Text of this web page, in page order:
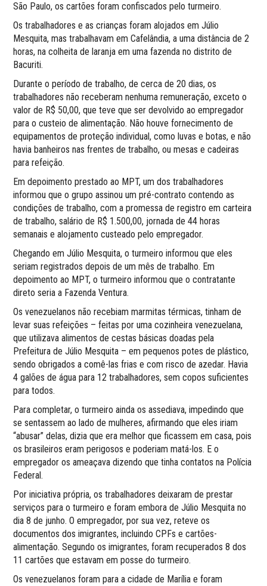
São Paulo, os cartões foram confiscados pelo turmeiro.
Os trabalhadores e as crianças foram alojados em Júlio
Mesquita, mas trabalhavam em Cafelândia, a uma distância de 2
horas, na colheita de laranja em uma fazenda no distrito de
Bacuriti.
Durante o período de trabalho, de cerca de 20 dias, os
trabalhadores não receberam nenhuma remuneração, exceto o
valor de R$ 50,00, que teve que ser devolvido ao empregador
para o custeio de alimentação. Não houve fornecimento de
equipamentos de proteção individual, como luvas e botas, e não
havia banheiros nas frentes de trabalho, ou mesas e cadeiras
para refeição.
Em depoimento prestado ao MPT, um dos trabalhadores
informou que o grupo assinou um pré-contrato contendo as
condições de trabalho, com a promessa de registro em carteira
de trabalho, salário de R$ 1.500,00, jornada de 44 horas
semanais e alojamento custeado pelo empregador.
Chegando em Júlio Mesquita, o turmeiro informou que eles
seriam registrados depois de um mês de trabalho. Em
depoimento ao MPT, o turmeiro informou que o contratante
direto seria a Fazenda Ventura.
Os venezuelanos não recebiam marmitas térmicas, tinham de
levar suas refeições – feitas por uma cozinheira venezuelana,
que utilizava alimentos de cestas básicas doadas pela
Prefeitura de Júlio Mesquita – em pequenos potes de plástico,
sendo obrigados a comê-las frias e com risco de azedar. Havia
4 galões de água para 12 trabalhadores, sem copos suficientes
para todos.
Para completar, o turmeiro ainda os assediava, impedindo que
se sentassem ao lado de mulheres, afirmando que eles iriam
“abusar” delas, dizia que era melhor que ficassem em casa, pois
os brasileiros eram perigosos e poderiam matá-los. E o
empregador os ameaçava dizendo que tinha contatos na Polícia
Federal.
Por iniciativa própria, os trabalhadores deixaram de prestar
serviços para o turmeiro e foram embora de Júlio Mesquita no
dia 8 de junho. O empregador, por sua vez, reteve os
documentos dos imigrantes, incluindo CPFs e cartões-
alimentação. Segundo os imigrantes, foram recuperados 8 dos
11 cartões que estavam em posse do turmeiro.
Os venezuelanos foram para a cidade de Marília e foram